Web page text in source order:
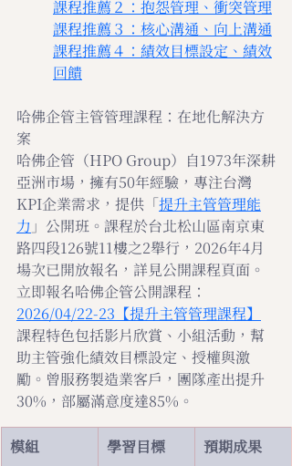
課程推薦２： 抱怨管理 、 衝突管理
課程推薦３： 核心溝通 、 向上溝通
課程推薦４： 績效目標設定 、 績效
回饋
哈佛企管主管管理課程：在地化解決方
案
哈佛企管（HPO Group）自1973年深耕
亞洲市場，擁有50年經驗，專注台灣
KPI企業需求，提供「提升主管管理能
力 」公開班。課程於台北松山區南京東
路四段126號11樓之2舉行，2026年4月
場次已開放報名，詳見公開課程頁面 。
立即報名哈佛企管公開課程：
2026/04/22-23【提升主管管理課程】
課程特色包括影片欣賞、小組活動，幫
助主管強化績效目標設定、授權與激
勵。曾服務製造業客戶，團隊產出提升
30%，部屬滿意度達85%。
模組 學習目標
預期成果